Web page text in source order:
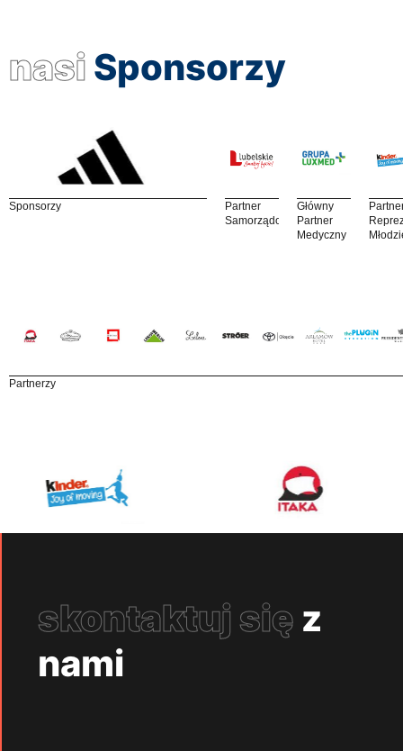
nasi Sponsorzy
Sponsorzy
Partner
Samorządowy
Główny
Partner
Medyczny
Partnerzy
skontaktuj się z
nami